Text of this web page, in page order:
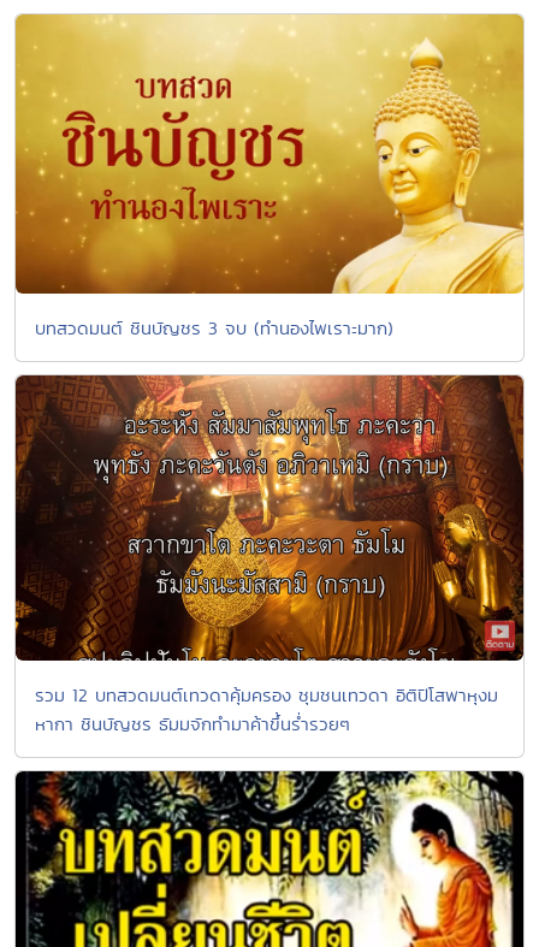
บทสวดมนต์ ชินบัญชร 3 จบ (ทำนองไพเราะมาก)
รวม 12 บทสวดมนต์เทวดาคุ้มครอง ชุมชนเทวดา อิติปิโสพาหุงม
หากา ชินบัญชร ธัมมจักทำมาค้าขึ้นร่ำรวยๆ